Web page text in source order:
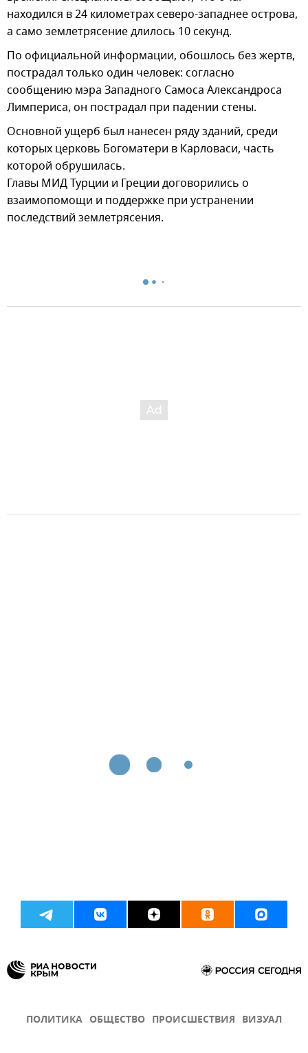
находился в 24 километрах северо-западнее острова,
а само землетрясение длилось 10 секунд.
По официальной информации, обошлось без жертв,
пострадал только один человек: согласно
сообщению мэра Западного Самоса Александроса
Лимпериса, он пострадал при падении стены.
Основной ущерб был нанесен ряду зданий, среди
которых церковь Богоматери в Карловаси, часть
которой обрушилась.
Главы МИД Турции и Греции договорились о
взаимопомощи и поддержке при устранении
последствий землетрясения.
ПОЛИТИКА ОБЩЕСТВО ПРОИСШЕСТВИЯ ВИЗУАЛ